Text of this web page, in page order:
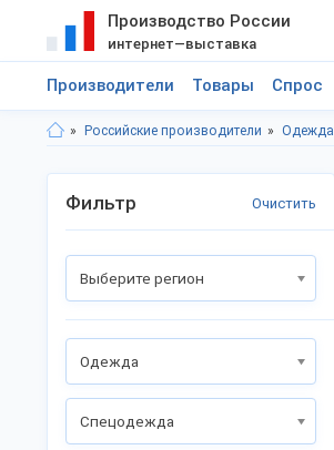
Производство России
интернет—выставка
Производители Товары Спрос
Российские производители Одежда
Фильтр Очистить
Выберите регион
Одежда
Спецодежда